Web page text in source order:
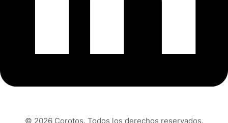
© 2026 Corotos. Todos los derechos reservados.